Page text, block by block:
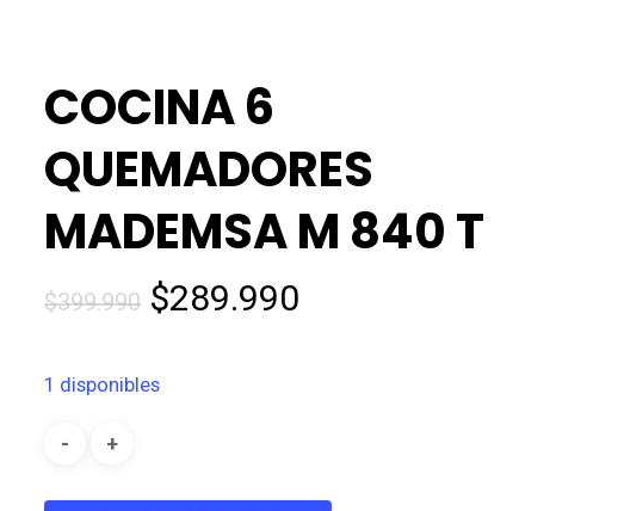
COCINA 6
QUEMADORES
MADEMSA M 840 T
$399.990 El
era:
$289.990
1 disponibles